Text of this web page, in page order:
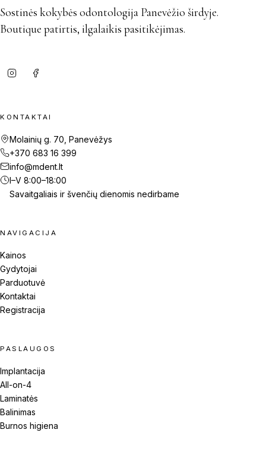
Sostinės kokybės odontologija Panevėžio širdyje.
Boutique patirtis, ilgalaikis pasitikėjimas.
KONTAKTAI
Molainių g. 70, Panevėžys
+370 683 16 399
info@mdent.lt
I–V 8:00–18:00
Savaitgaliais ir švenčių dienomis nedirbame
NAVIGACIJA
Kainos
Gydytojai
Parduotuvė
Kontaktai
Registracija
PASLAUGOS
Implantacija
All-on-4
Laminatės
Balinimas
Burnos higiena